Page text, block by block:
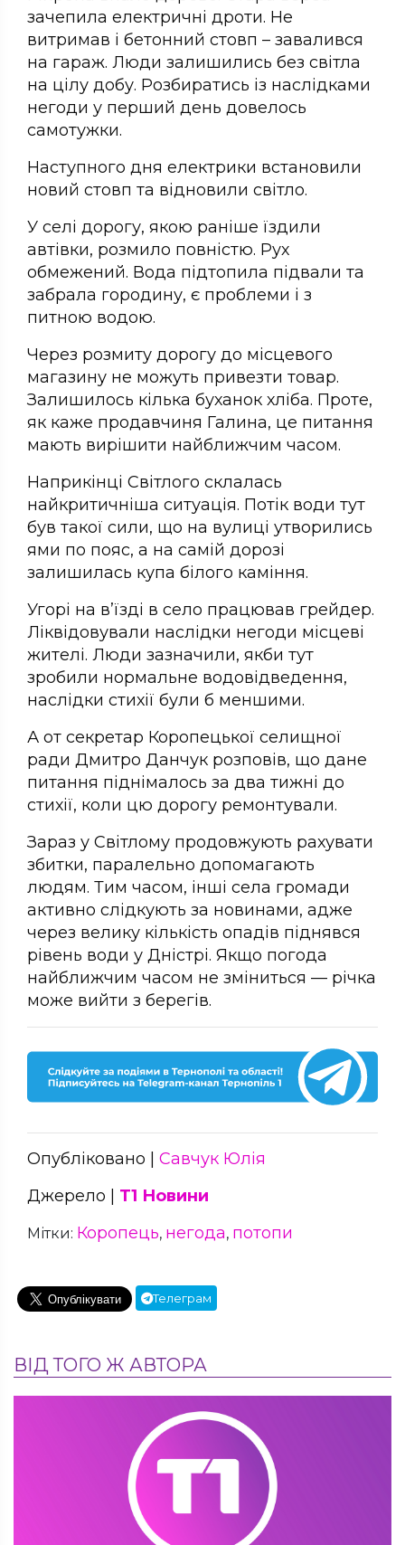
зачепила електричні дроти. Не
витримав і бетонний стовп – завалився
на гараж. Люди залишились без світла
на цілу добу. Розбиратись із наслідками
негоди у перший день довелось
самотужки.
Наступного дня електрики встановили
новий стовп та відновили світло.
У селі дорогу, якою раніше їздили
автівки, розмило повністю. Рух
обмежений. Вода підтопила підвали та
забрала городину, є проблеми і з
питною водою.
Через розмиту дорогу до місцевого
магазину не можуть привезти товар.
Залишилось кілька буханок хліба. Проте,
як каже продавчиня Галина, це питання
мають вирішити найближчим часом.
Наприкінці Світлого склалась
найкритичніша ситуація. Потік води тут
був такої сили, що на вулиці утворились
ями по пояс, а на самій дорозі
залишилась купа білого каміння.
Угорі на в’їзді в село працював грейдер.
Ліквідовували наслідки негоди місцеві
жителі. Люди зазначили, якби тут
зробили нормальне водовідведення,
наслідки стихії були б меншими.
А от секретар Коропецької селищної
ради Дмитро Данчук розповів, що дане
питання піднімалось за два тижні до
стихії, коли цю дорогу ремонтували.
Зараз у Світлому продовжують рахувати
збитки, паралельно допомагають
людям. Тим часом, інші села громади
активно слідкують за новинами, адже
через велику кількість опадів піднявся
рівень води у Дністрі. Якщо погода
найближчим часом не зміниться — річка
може вийти з берегів.
Опубліковано | Савчук Юлія
Джерело | Т1 Новини
Мітки: Коропець, негода, потопи
Телеграм
ВІД ТОГО Ж АВТОРА